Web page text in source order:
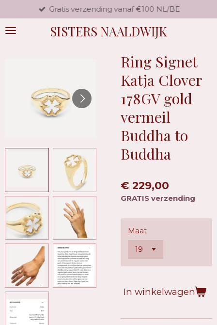
direct
naar
SISTERS NAALDWIJK
Gratis verzending vanaf €100 NL/BE
Ring Signet
Katja Clover
178GV gold
vermeil
Buddha to
Buddha
€ 229,00
GRATIS verzending
Maat
In winkelwagen